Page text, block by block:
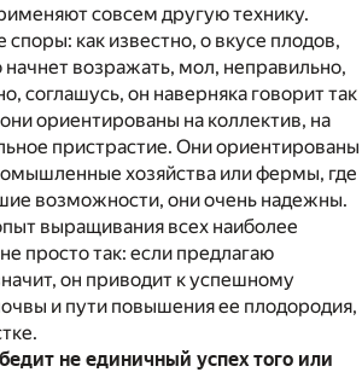
совсем другую технику.
как известно, о вкусе плодов,
начнет возражать, мол, неправильно,
соглашусь, он наверняка говорит так
ориентированы на коллектив, на
пристрастие. Они ориентированы
хозяйства или фермы, где
возможности, они очень надежны.
выращивания всех наиболее
просто так: если предлагаю
он приводит к успешному
и пути повышения ее плодородия,
не единичный успех того или